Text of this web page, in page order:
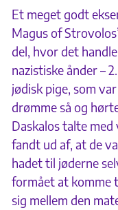
Et meget godt
Magus of
del, hvor det
nazistiske ånder –
jødisk pige, som
drømme så og
Daskalos talte
fandt ud af, at de
hadet til jøderne
formået at komme
sig mellem den